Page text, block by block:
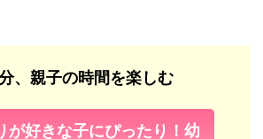
、親子の時間を楽しむ
が好きな子にぴったり！幼